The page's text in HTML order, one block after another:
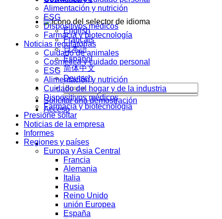
English
Français
日本語
Español
简体中文
Deutsch
Solicitar una demostración
Acceso
Alimentación y nutrición
ESG
Dispositivos médicos
Farmacia y biotecnología
Noticias regulatorias
Cuidado de animales
Cosmética y cuidado personal
ESG
Alimentación y nutrición
Cuidado del hogar y de la industria
Dispositivos médicos
Farmacia y biotecnología
Presione soltar
Noticias de la empresa
Informes
Regiones y países
Europa y Asia Central
Francia
Alemania
Italia
Rusia
Reino Unido
unión Europea
España